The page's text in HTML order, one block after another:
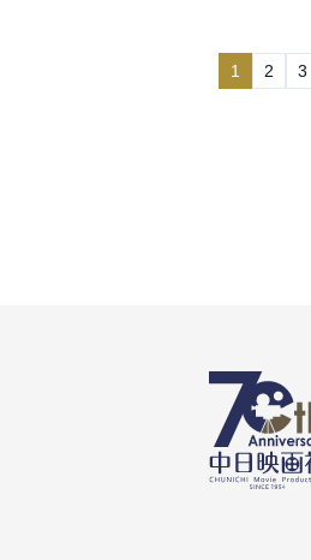
1 2 3